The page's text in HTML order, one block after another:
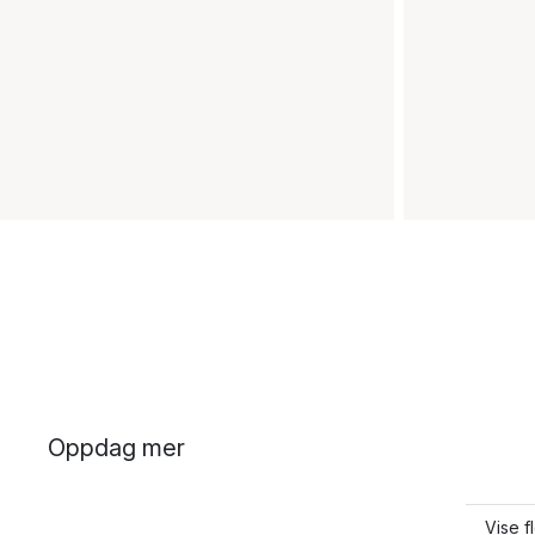
Oppdag mer
Vise